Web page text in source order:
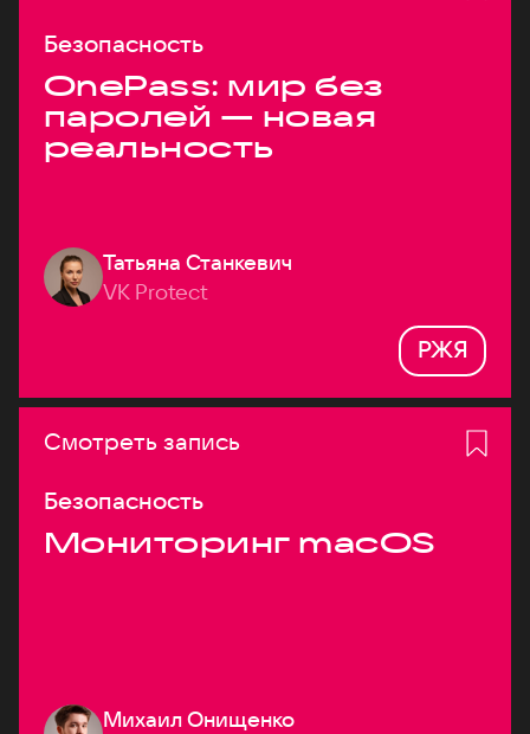
Безопасность
OnePass: мир без
паролей — новая
реальность
Татьяна Станкевич
VK Protect
РЖЯ
Смотреть запись
Безопасность
Мониторинг macOS
Михаил Онищенко